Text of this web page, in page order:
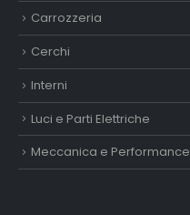
Carrozzeria
Cerchi
Interni
Luci e Parti Elettriche
Meccanica e Performance